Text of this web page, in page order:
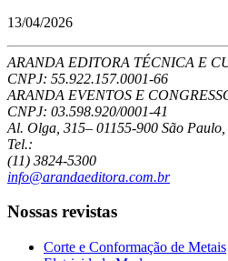
13/04/2026
ARANDA EDITORA TÉCNICA E
CNPJ: 55.922.157.0001-66
ARANDA EVENTOS E
CNPJ: 03.598.920/0001-41
Al. Olga, 315– 01155-900 São Paulo
Tel.:
(11) 3824-5300
info@arandaeditora.com.br
Nossas revistas
Corte e Conformação de Metais